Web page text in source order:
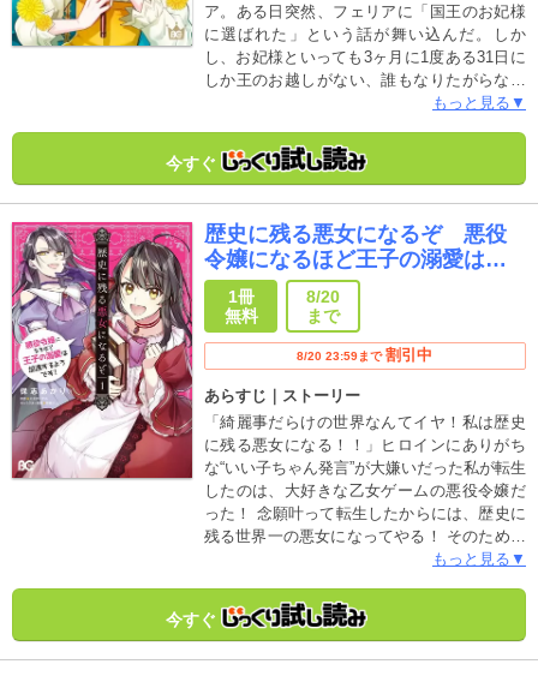
ア。ある日突然、フェリアに「国王のお妃様
に選ばれた」という話が舞い込んだ。しか
し、お妃様といっても3ヶ月に1度ある31日に
しか王のお越しがない、誰もなりたがらない
『貧乏くじ』のお妃様!後宮入りしたフェリア
を耕し始め…!?マクロン王との恋の行方は!?
思惑はびこる後宮で、規格外のお妃様が大奮
もっと見る▼
今すぐ
歴史に残る悪女になるぞ 悪役
令嬢になるほど王子の溺愛は加
速するようです！
1冊
無料
8/20
まで
8/20 23:59まで 割引中
あらすじ｜ストーリー
「綺麗事だらけの世界なんてイヤ！私は歴史
に残る悪女になる！！」ヒロインにありがち
な“いい子ちゃん発言”が大嫌いだった私が転生
したのは、大好きな乙女ゲームの悪役令嬢だ
った！ 念願叶って転生したからには、歴史に
残る世界一の悪女になってやる！ そのために
は強くて頭がよくないといけない！と、努力
ほど王子からの好感度が上がるようで？！は
たして歴史に残る悪女になれるのだろうか
もっと見る▼
今すぐ